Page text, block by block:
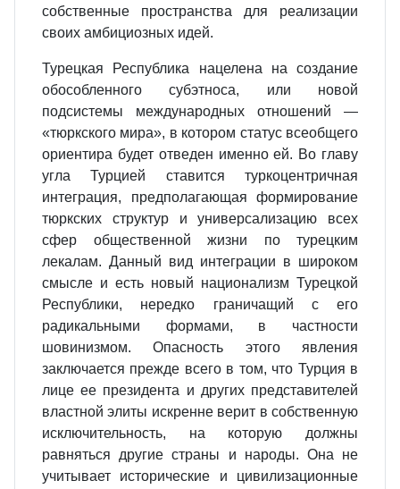
собственные пространства для реализации
своих амбициозных идей.
Турецкая Республика нацелена на создание
обособленного субэтноса, или новой
подсистемы международных отношений —
«тюркского мира», в котором статус всеобщего
ориентира будет отведен именно ей. Во главу
угла Турцией ставится туркоцентричная
интеграция, предполагающая формирование
тюркских структур и универсализацию всех
сфер общественной жизни по турецким
лекалам. Данный вид интеграции в широком
смысле и есть новый национализм Турецкой
Республики, нередко граничащий с его
радикальными формами, в частности
шовинизмом. Опасность этого явления
заключается прежде всего в том, что Турция в
лице ее президента и других представителей
властной элиты искренне верит в собственную
исключительность, на которую должны
равняться другие страны и народы. Она не
учитывает исторические и цивилизационные